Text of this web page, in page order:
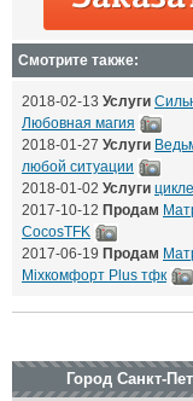
Смотрите также:
2018-02-13 Услуги
Любовная магия
2018-01-27 Услуги
любой ситуации
2018-01-02 Услуги
2017-10-12 Продам
CocosTFK
2017-06-19 Продам
Mixкомфорт Plus тфк
Город Санкт-